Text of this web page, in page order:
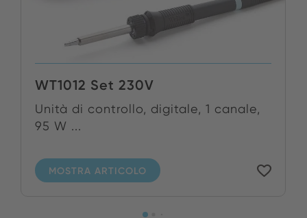
WT1012 Set 230V
Unità di controllo, digitale, 1 canale,
95 W ...
MOSTRA ARTICOLO